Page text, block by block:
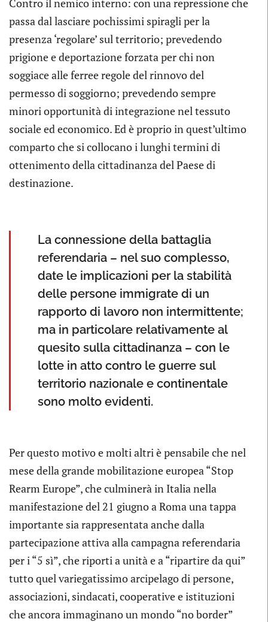
Contro il nemico interno: con una repressione che
passa dal lasciare pochissimi spiragli per la
presenza ‘regolare’ sul territorio; prevedendo
prigione e deportazione forzata per chi non
soggiace alle ferree regole del rinnovo del
permesso di soggiorno; prevedendo sempre
minori opportunità di integrazione nel tessuto
sociale ed economico. Ed è proprio in quest’ultimo
comparto che si collocano i lunghi termini di
ottenimento della cittadinanza del Paese di
destinazione.
La connessione della battaglia
referendaria – nel suo complesso,
date le implicazioni per la stabilità
delle persone immigrate di un
rapporto di lavoro non intermittente;
ma in particolare relativamente al
quesito sulla cittadinanza – con le
lotte in atto contro le guerre sul
territorio nazionale e continentale
sono molto evidenti.
Per questo motivo e molti altri è pensabile che nel
mese della grande mobilitazione europea “Stop
Rearm Europe”, che culminerà in Italia nella
manifestazione del 21 giugno a Roma una tappa
importante sia rappresentata anche dalla
partecipazione attiva alla campagna referendaria
per i “5 sì”, che riporti a unità e a “ripartire da qui”
tutto quel variegatissimo arcipelago di persone,
associazioni, sindacati, cooperative e istituzioni
che ancora immaginano un mondo “no border”